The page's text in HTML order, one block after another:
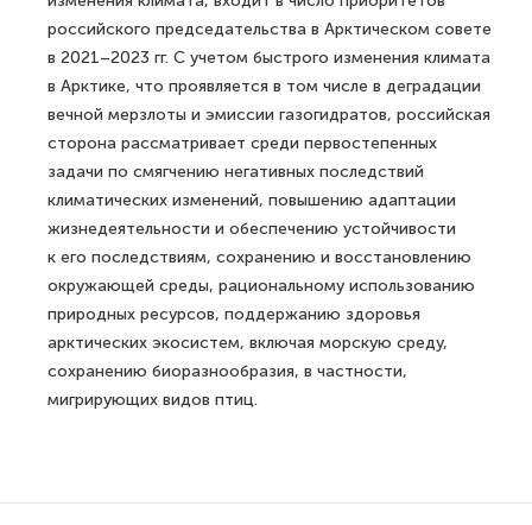
российского председательства в Арктическом совете
в 2021–2023 гг. С учетом быстрого изменения климата
в Арктике, что проявляется в том числе в деградации
вечной мерзлоты и эмиссии газогидратов, российская
сторона рассматривает среди первостепенных
задачи по смягчению негативных последствий
климатических изменений, повышению адаптации
жизнедеятельности и обеспечению устойчивости
к его последствиям, сохранению и восстановлению
окружающей среды, рациональному использованию
природных ресурсов, поддержанию здоровья
арктических экосистем, включая морскую среду,
сохранению биоразнообразия, в частности,
мигрирующих видов птиц.